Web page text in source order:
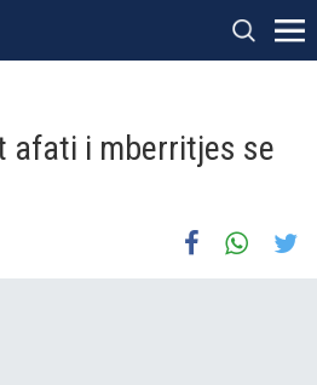
afati i mberritjes se